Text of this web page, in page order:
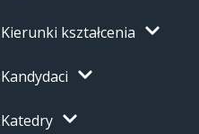
Kierunki kształcenia
Kandydaci
Katedry